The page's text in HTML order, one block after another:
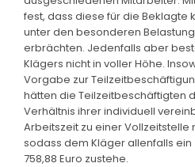
fest, dass diese für die Beklagte
unter den besonderen
erbrächten. Jedenfalls aber
Klägers nicht in voller Höhe.
Vorgabe zur
hätten die Teilzeitbeschäftigten
Verhältnis ihrer individuell
Arbeitszeit zu einer Vollzeitstelle
sodass dem Kläger allenfalls
758,88 Euro zustehe.